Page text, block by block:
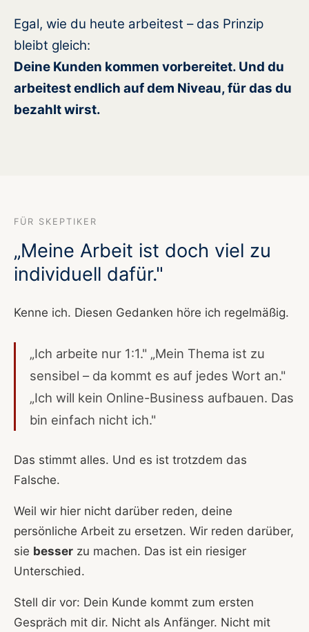
Egal, wie du heute arbeitest – das Prinzip
bleibt gleich:
Deine Kunden kommen vorbereitet. Und du
arbeitest endlich auf dem Niveau, für das du
bezahlt wirst.
FÜR SKEPTIKER
„Meine Arbeit ist doch viel zu
individuell dafür."
Kenne ich. Diesen Gedanken höre ich regelmäßig.
„Ich arbeite nur 1:1." „Mein Thema ist zu
sensibel – da kommt es auf jedes Wort an."
„Ich will kein Online-Business aufbauen. Das
bin einfach nicht ich."
Das stimmt alles. Und es ist trotzdem das
Falsche.
Weil wir hier nicht darüber reden, deine
persönliche Arbeit zu ersetzen. Wir reden darüber,
sie besser zu machen. Das ist ein riesiger
Unterschied.
Stell dir vor: Dein Kunde kommt zum ersten
Gespräch mit dir. Nicht als Anfänger. Nicht mit